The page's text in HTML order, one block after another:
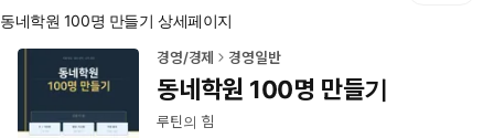
홈
로
동네학원 100명 만들기 상세페이지
경영/경제 경영일반
동네학원 100명 만들기
루틴의 힘